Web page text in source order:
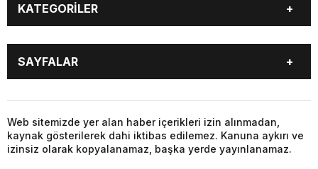
KATEGORİLER
GÜNDEM
SEKTÖR ÖZEL
DÜNYA
EKONOMİ
SPOR
SAYFALAR
DÜNYA
SİYASET
EKONOMİ
SPOR
Web sitemizde yer alan haber içerikleri izin alınmadan,
kaynak gösterilerek dahi iktibas edilemez. Kanuna aykırı ve
izinsiz olarak kopyalanamaz, başka yerde yayınlanamaz.